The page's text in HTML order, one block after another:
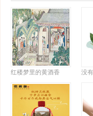
红楼梦里的黄酒香